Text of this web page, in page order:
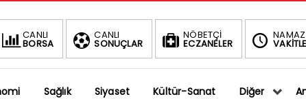
CANLI
BORSA
CANLI
SONUÇLAR
NÖBETÇİ
ECZANELER
NAMAZ
BIST
-0.75% 1.401,27
DOLAR
% 36,5794
Sağlık Siyaset Kültür-Sanat Diğer